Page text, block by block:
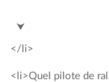
<span style= »color:
⮟
</li>
<li>Quel pilote de